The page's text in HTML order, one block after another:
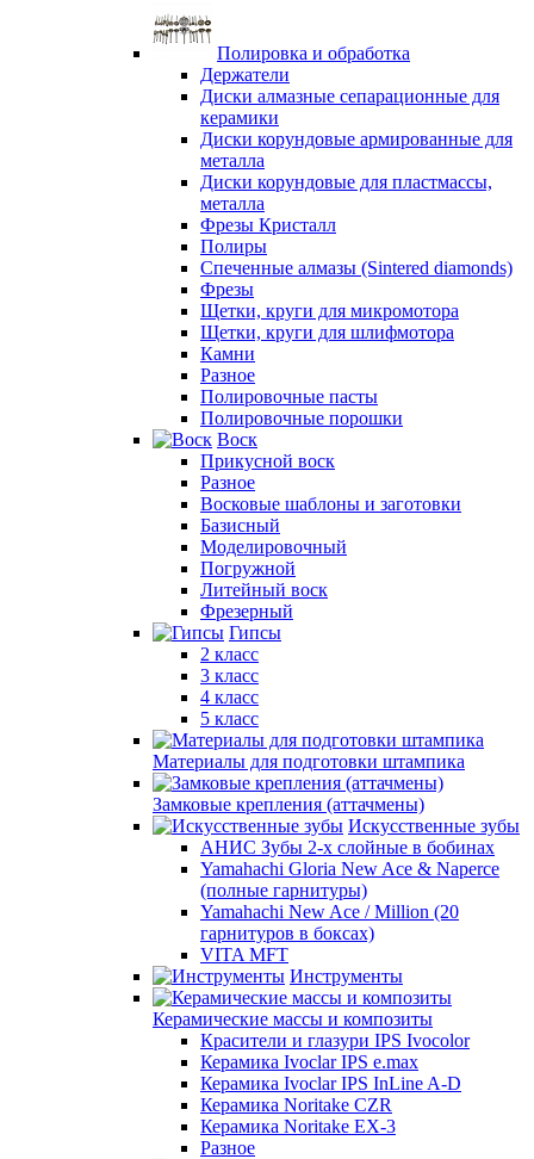
Полировка и обработка
Держатели
Диски алмазные сепарационные для
керамики
Диски корундовые армированные для
металла
Диски корундовые для пластмассы,
металла
Фрезы Кристалл
Полиры
Спеченные алмазы (Sintered diamonds)
Фрезы
Щетки, круги для микромотора
Щетки, круги для шлифмотора
Камни
Разное
Полировочные пасты
Полировочные порошки
Воск
Прикусной воск
Разное
Восковые шаблоны и заготовки
Базисный
Моделировочный
Погружной
Литейный воск
Фрезерный
Гипсы
2 класс
3 класс
4 класс
5 класс
Материалы для подготовки штампика
Замковые крепления (аттачмены)
Искусственные зубы
АНИС Зубы 2-х слойные в бобинах
Yamahachi Gloria New Ace & Naperce
(полные гарнитуры)
Yamahachi New Ace / Million (20
гарнитуров в боксах)
VITA MFT
Инструменты
Керамические массы и композиты
Красители и глазури IPS Ivocolor
Керамика Ivoclar IPS e.max
Керамика Ivoclar IPS InLine A-D
Керамика Noritake CZR
Керамика Noritake EX-3
Разное